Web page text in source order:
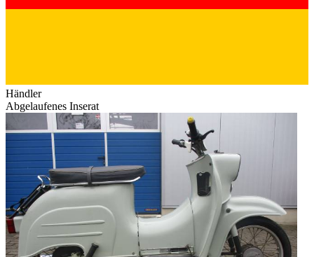
Händler
Abgelaufenes Inserat